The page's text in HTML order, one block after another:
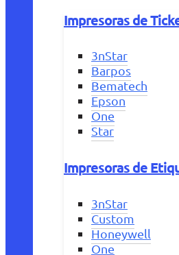
Impresoras de
3nStar
Barpos
Bematech
Epson
One
Star
Impresoras de
3nStar
Custom
Honeywell
One